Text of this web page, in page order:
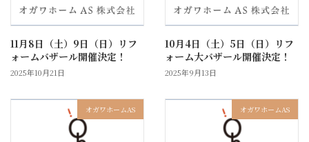
11月8日（土）9日（日）リフ
ォームバザール開催決定！
2025年10月21日
10月4日（土）5日（日）リフ
ォーム大バザール開催決定！
2025年9月13日
オガワホームAS オガワホームAS